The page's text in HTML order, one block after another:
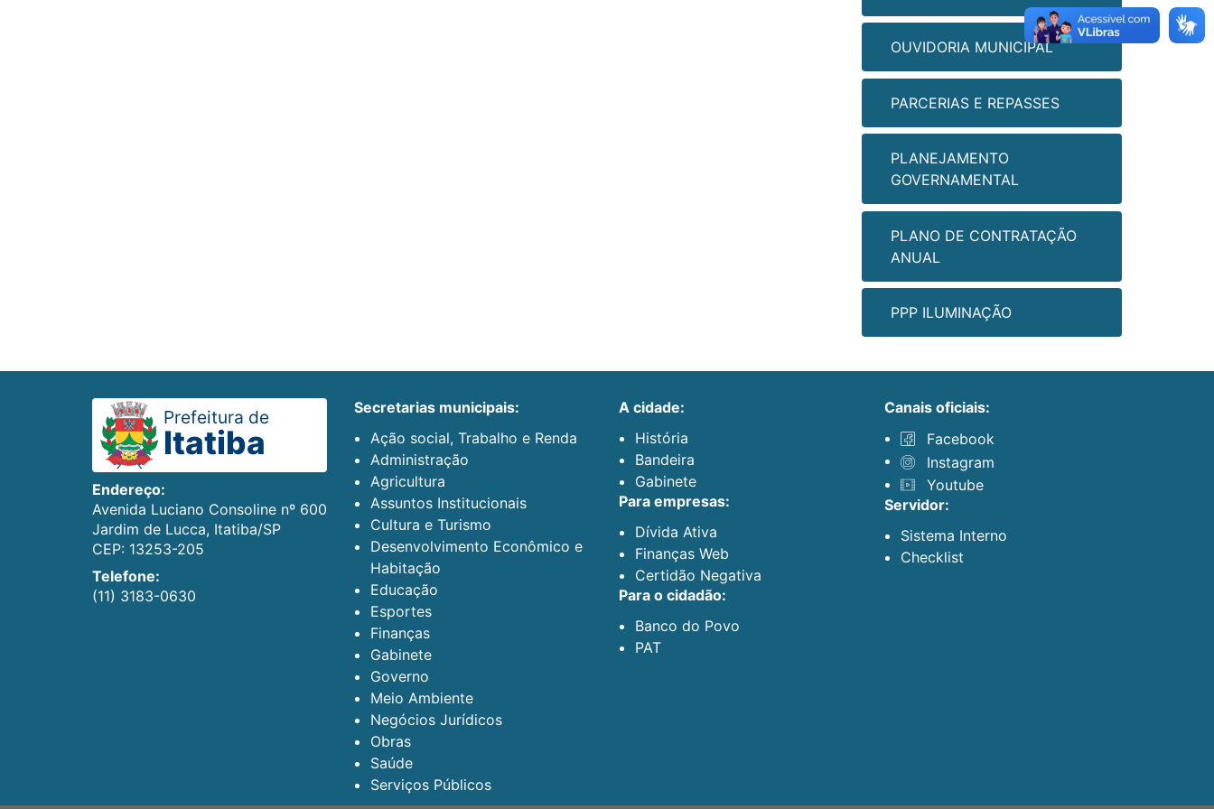
OUVIDORIA MUNICIPAL
PARCERIAS E REPASSES
PLANEJAMENTO
GOVERNAMENTAL
PLANO DE CONTRATAÇÃO
ANUAL
PPP ILUMINAÇÃO
Prefeitura de
Itatiba
Endereço:
Avenida Luciano Consoline nº 600
Jardim de Lucca, Itatiba/SP
CEP: 13253-205
Telefone:
(11) 3183-0630
secretarias municipais:
Ação social, Trabalho e Renda
Administração
Agricultura
Assuntos Institucionais
Cultura e Turismo
Desenvolvimento Econômico e
Habitação
Educação
Esportes
Finanças
Gabinete
Governo
Meio Ambiente
Negócios Jurídicos
Obras
Saúde
Serviços Públicos
a cidade:
História
Bandeira
Gabinete
para empresas:
Dívida Ativa
Finanças Web
Certidão Negativa
para o cidadão:
Banco do Povo
PAT
canais oficiais:
Facebook
Instagram
Youtube
servidor:
Sistema Interno
Checklist